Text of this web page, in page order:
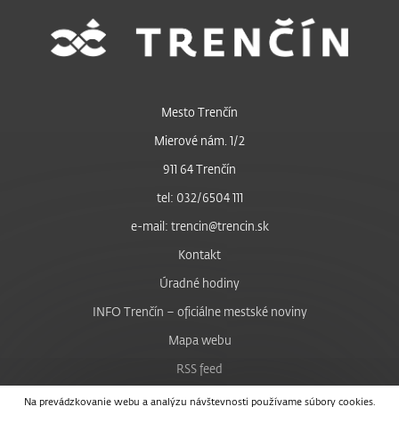
Na prevádzkovanie webu a analýzu návštevnosti používame súbory cookies.
Mesto Trenčín
Mierové nám. 1/2
911 64 Trenčín
tel: 032/6504 111
e-mail: trencin@trencin.sk
Kontakt
Úradné hodiny
INFO Trenčín – oficiálne mestské noviny
Mapa webu
RSS feed
Nastavenie cookies